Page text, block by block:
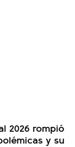
2026 rompió
y su